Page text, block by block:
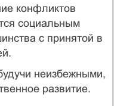
конфликтов
соци­альным
с принятой в
неизбежными,
развитие.